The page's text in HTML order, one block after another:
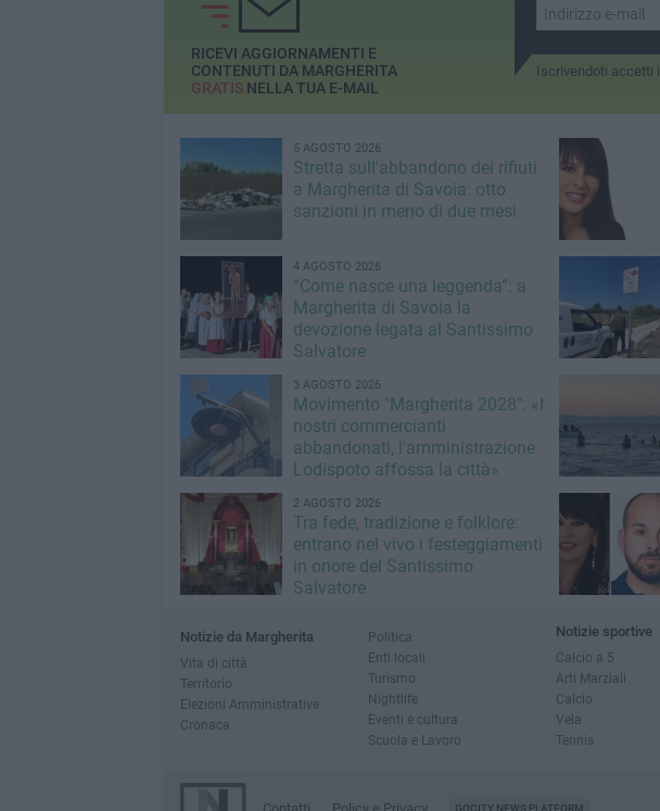
Iscrivendoti accetti i
RICEVI AGGIORNAMENTI E
CONTENUTI DA MARGHERITA
GRATISNELLA TUA E-MAIL
5 AGOSTO 2026
Stretta sull'abbandono dei rifiuti
a Margherita di Savoia: otto
sanzioni in meno di due mesi
4 AGOSTO 2026
“Come nasce una leggenda”: a
Margherita di Savoia la
devozione legata al Santissimo
Salvatore
3 AGOSTO 2026
Movimento "Margherita 2028": «I
nostri commercianti
abbandonati, l'amministrazione
Lodispoto affossa la città»
2 AGOSTO 2026
Tra fede, tradizione e folklore:
entrano nel vivo i festeggiamenti
in onore del Santissimo
Salvatore
Notizie da Margherita
Vita di città
Territorio
Elezioni Amministrative
Cronaca
Politica
Enti locali
Turismo
Nightlife
Eventi e cultura
Scuola e Lavoro
Notizie sportive
Calcio a 5
Arti Marziali
Calcio
Vela
Tennis
GOCITY NEWS PLATFORM